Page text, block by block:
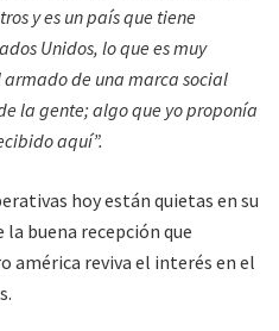
y es un país que tiene
Unidos, lo que es muy
de una marca social
la gente; algo que yo proponía
aquí”.
hoy están quietas en su
buena recepción que
américa reviva el interés en el